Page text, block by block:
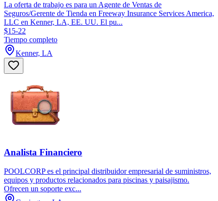
La oferta de trabajo es para un Agente de Ventas de
Seguros/Gerente de Tienda en Freeway Insurance Services America,
LLC en Kenner, LA, EE. UU. El pu...
$15-22
Tiempo completo
Kenner, LA
Analista Financiero
POOLCORP es el principal distribuidor empresarial de suministros,
equipos y productos relacionados para piscinas y paisajismo.
Ofrecen un soporte exc...